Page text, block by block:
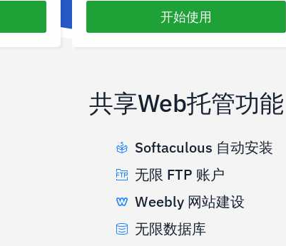
开始使用
共享Web托管功能
Softaculous 自动安装
无限 FTP 账户
Weebly 网站建设
无限数据库